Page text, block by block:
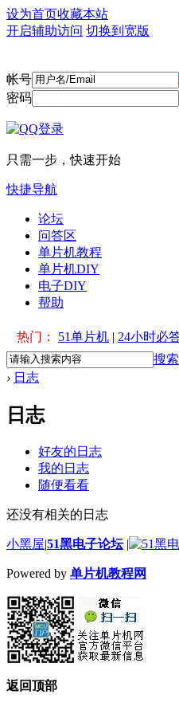
设为首页收藏本站
开启辅助访问 切换到宽版
帐号
密码
只需一步，快速开始
快捷导航
论坛
问答区
单片机教程
单片机DIY
电子DIY
帮助
热门： 51单片机 | 24小时必
搜索
› 日志
日志
好友的日志
我的日志
随便看看
还没有相关的日志
小黑屋|51黑电子论坛 |
Powered by 单片机教程网
返回顶部